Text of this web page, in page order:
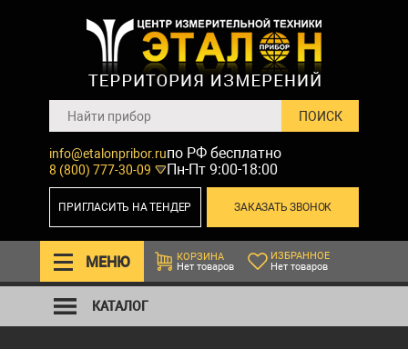
info@etalonpribor.ru
8 (800) 777-30-09
по РФ бесплатно
Пн-Пт 9:00-18:00
ЗАКАЗАТЬ ЗВОНОК
ПРИГЛАСИТЬ НА ТЕНДЕР
МЕНЮ
КОРЗИНА
Нет товаров
ИЗБРАННОЕ
Нет товаров
КАТАЛОГ